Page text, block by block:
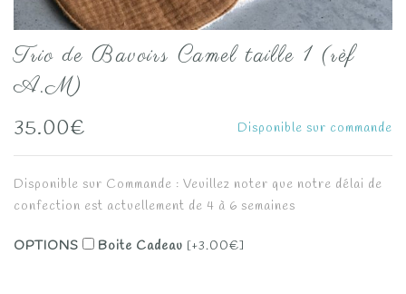
Trio de Bavoirs Camel taille 1 (rèf
A.M)
35.00€ Disponible sur commande
Disponible sur Commande : Veuillez noter que notre délai de
confection est actuellement de 4 à 6 semaines
OPTIONS Boite Cadeau [+3.00€]